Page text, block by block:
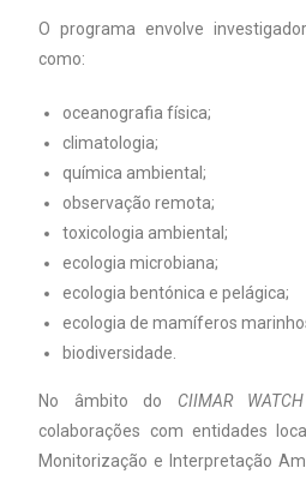
O programa envolve
como:
oceanografia física;
climatologia;
química ambiental;
observação remota;
toxicologia ambiental;
ecologia microbiana;
ecologia bentónica e pelágica;
ecologia de mamíferos
biodiversidade.
No âmbito do CIIMAR WATCH
colaborações com entidades
Monitorização e Interpretação